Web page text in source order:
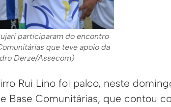
participaram do encontro
que teve apoio da
Derze/Assecom)
Rui Lino foi palco, neste
Base Comunitárias, que contou